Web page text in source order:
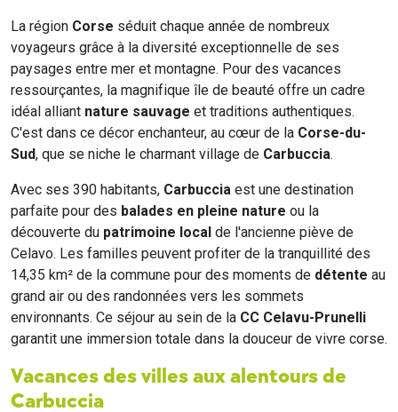
La région Corse séduit chaque année de nombreux
voyageurs grâce à la diversité exceptionnelle de ses
paysages entre mer et montagne. Pour des vacances
ressourçantes, la magnifique île de beauté offre un cadre
idéal alliant nature sauvage et traditions authentiques.
C'est dans ce décor enchanteur, au cœur de la Corse-du-
Sud, que se niche le charmant village de Carbuccia.
Avec ses 390 habitants, Carbuccia est une destination
parfaite pour des balades en pleine nature ou la
découverte du patrimoine local de l'ancienne piève de
Celavo. Les familles peuvent profiter de la tranquillité des
14,35 km² de la commune pour des moments de détente au
grand air ou des randonnées vers les sommets
environnants. Ce séjour au sein de la CC Celavu-Prunelli
garantit une immersion totale dans la douceur de vivre corse.
Vacances des villes aux alentours de
Carbuccia